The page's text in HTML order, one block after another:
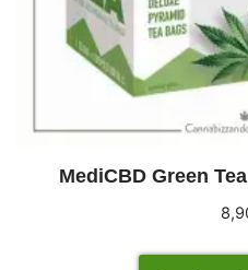
MediCBD Green